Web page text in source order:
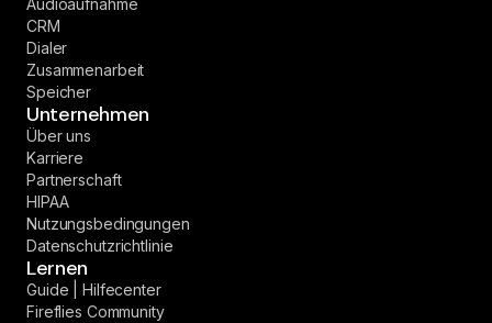
Audioaufnahme
CRM
Dialer
Zusammenarbeit
Speicher
Unternehmen
Über uns
Karriere
Partnerschaft
HIPAA
Nutzungsbedingungen
Datenschutzrichtlinie
Lernen
Guide | Hilfecenter
Fireflies Community